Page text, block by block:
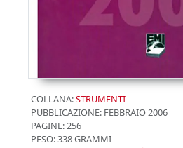
COLLANA:STRUMENTI
PUBBLICAZIONE: FEBBRAIO 2006
PAGINE: 256
PESO: 338 GRAMMI